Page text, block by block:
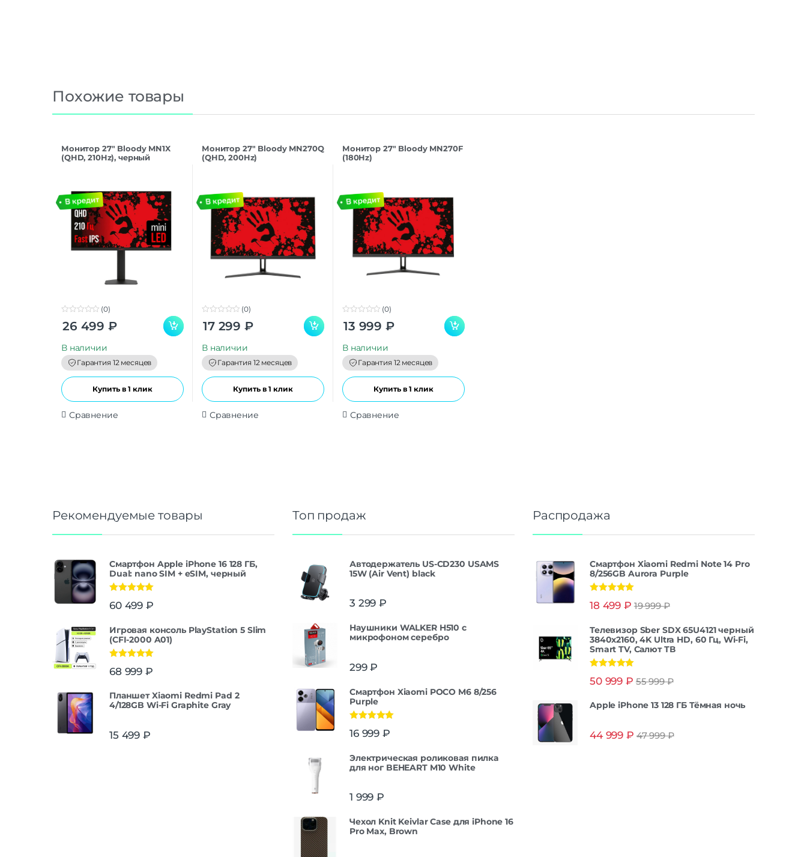
Похожие товары
Монитор 27″ Bloody MN1X
(QHD, 210Hz), черный
o
o
(0)
26 499 ₽
В наличии
Гарантия 12 месяцев
Купить в 1 клик
Сравнение
Монитор 27″ Bloody MN270Q
(QHD, 200Hz)
o
(0)
17 299 ₽
В наличии
Гарантия 12 месяцев
Купить в 1 клик
Сравнение
Монитор 27″ Bloody MN270F
(180Hz)
o
(0)
13 999 ₽
В наличии
Гарантия 12 месяцев
Купить в 1 клик
Сравнение
Рекомендуемые товары
Смартфон Apple iPhone 16 128 ГБ,
Dual: nano SIM + eSIM, черный
из 5
60 499 ₽
Игровая консоль PlayStation 5 Slim
(CFI-2000 A01)
из 5
68 999 ₽
Планшет Xiaomi Redmi Pad 2
4/128GB Wi-Fi Graphite Gray
15 499 ₽
Топ продаж
Автодержатель US-CD230 USAMS
15W (Air Vent) black
3 299 ₽
Наушники WALKER H510 с
микрофоном серебро
299₽
Смартфон Xiaomi POCO M6 8/256
Purple
из 5
16 999 ₽
Электрическая роликовая пилка
для ног BEHEART M10 White
1 999 ₽
Чехол Knit Keivlar Case для iPhone 16
Pro Max, Brown
Распродажа
Смартфон Xiaomi Redmi Note 14 Pro
8/256GB Aurora Purple
из 5
18 499 ₽ 19 999₽
Телевизор Sber SDX 65U4121 черный
3840x2160, 4K Ultra HD, 60 Гц, Wi-Fi,
Smart TV, Салют ТВ
из 5
50 999 ₽ 55 999₽
Apple iPhone 13 128 ГБ Тёмная ночь
44 999 ₽ 47 999₽